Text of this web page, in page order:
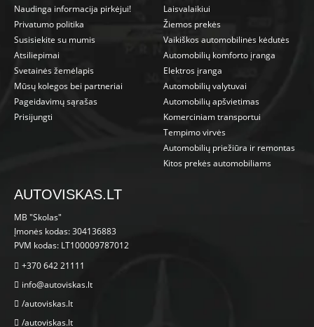
Naudinga informacija pirkėjui!
Privatumo politika
Susisiekite su mumis
Atsiliepimai
Svetainės žemėlapis
Mūsų kolegos bei partneriai
Pageidavimų sąrašas
Prisijungti
Laisvalaikiui
Žiemos prekės
Vaikiškos automobilinės kėdutės
Automobilių komforto įranga
Elektros įranga
Automobilių valytuvai
Automobilių apšvietimas
Komerciniam transportui
Tempimo virvės
Automobilių priežiūra ir remontas
Kitos prekės automobiliams
AUTOVISKAS.LT
MB "Skolas"
Įmonės kodas: 304136883
PVM kodas: LT100009787012
+370 642 21111
info@autoviskas.lt
/autoviskas.lt
/autoviskas.lt